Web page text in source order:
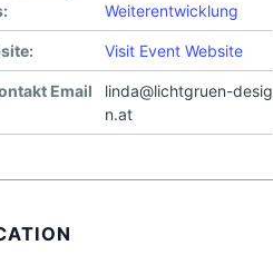
Weiterentwicklung
Visit Event Website
Email
linda@lichtgruen-desig
n.at